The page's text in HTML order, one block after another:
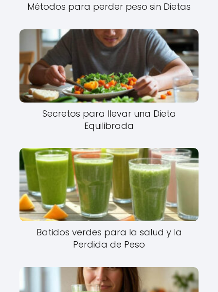
Métodos para perder peso sin Dietas
Secretos para llevar una Dieta
Equilibrada
Batidos verdes para la salud y la
Perdida de Peso